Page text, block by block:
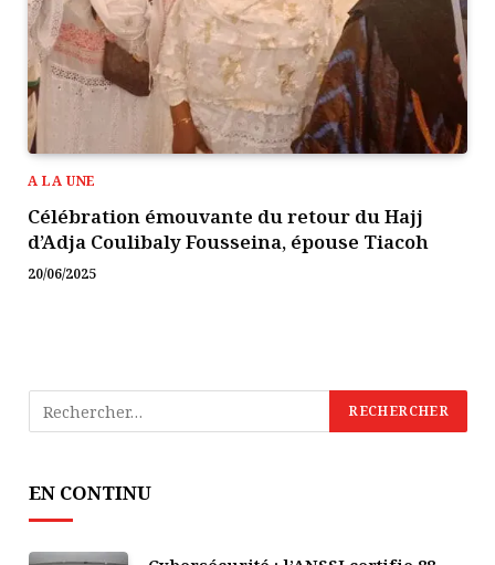
A LA UNE
Célébration émouvante du retour du Hajj
d’Adja Coulibaly Fousseina, épouse Tiacoh
20/06/2025
EN CONTINU